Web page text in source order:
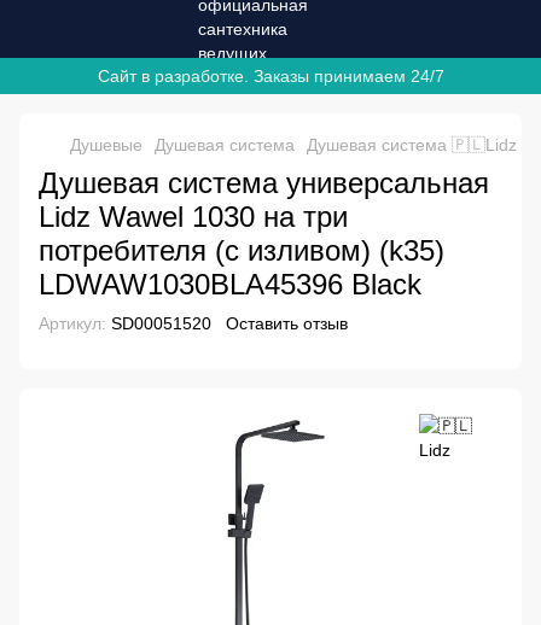
Сайт в разработке. Заказы принимаем 24/7
Душевые Душевая система Душевая система 🇵🇱Lidz
Душевая система универсальная
Lidz Wawel 1030 на три
потребителя (с изливом) (k35)
LDWAW1030BLA45396 Black
Артикул: SD00051520 Оставить отзыв